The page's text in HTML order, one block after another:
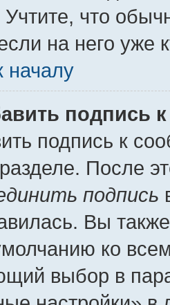
что
на него уже
началу
подпись
подпись к
После
подпись
Вы
ко
выбор в